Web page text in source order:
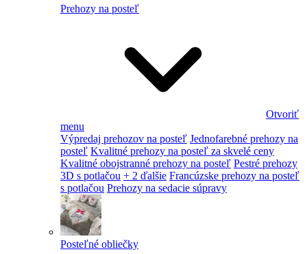
Prehozy na posteľ
Otvoriť
menu
Výpredaj prehozov na posteľ Jednofarebné prehozy na
posteľ Kvalitné prehozy na posteľ za skvelé ceny
Kvalitné obojstranné prehozy na posteľ Pestré prehozy
3D s potlačou + 2 ďalšie Francúzske prehozy na posteľ
s potlačou Prehozy na sedacie súpravy
Posteľné obliečky